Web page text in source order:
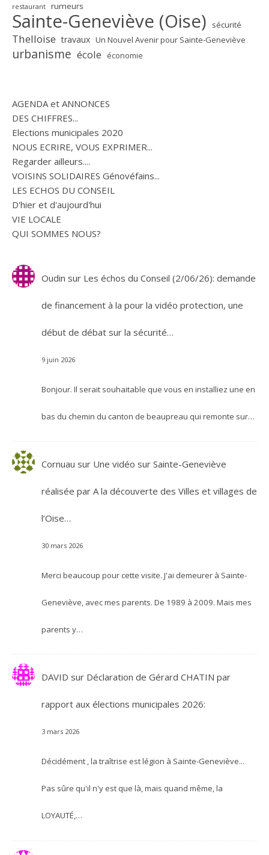
restaurant rumeurs
Sainte-Geneviève (Oise) sécurité
Thelloise travaux Un Nouvel Avenir pour Sainte-Geneviève
urbanisme école économie
AGENDA et ANNONCES
DES CHIFFRES...
Elections municipales 2020
NOUS ECRIRE, VOUS EXPRIMER...
Regarder ailleurs....
VOISINS SOLIDAIRES Génovéfains...
LES ECHOS DU CONSEIL
D'hier et d'aujourd'hui
VIE LOCALE
QUI SOMMES NOUS?
Oudin sur Les échos du Conseil (2/06/26): demande
de financement à la pour la vidéo protection, une
début de débat sur la sécurité…
9 juin 2026
Bonjour. Il serait souhaitable que vous en installiez une en
bas du chemin du canton de beaupreau qui remonte sur…
Cornuau sur Une vidéo sur Sainte-Geneviève
réalisée par A la découverte des Villes et villages de
l’Oise…
30 mars 2026
Merci beaucoup pour cette visite. J'ai demeurer à Sainte-
Geneviève, avec mes parents. De 1989 à 2009. Mais mes
parents y…
DAVID sur Déclaration de Gérard CHATIN par
rapport aux élections municipales 2026:
3 mars 2026
Décidément , la traîtrise est légion à Sainte-Geneviève...
Pas sûre qu'il n'y est que là, mais quand même, la
LOYAUTÉ,…